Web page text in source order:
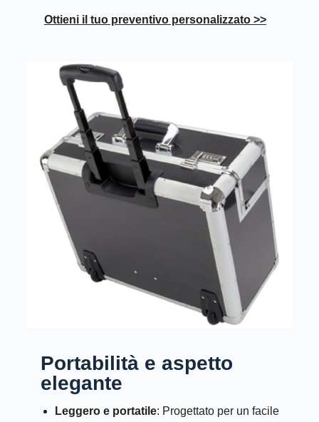
Ottieni il tuo preventivo personalizzato >>
Portabilità e aspetto
elegante
Leggero e portatile: Progettato per un facile